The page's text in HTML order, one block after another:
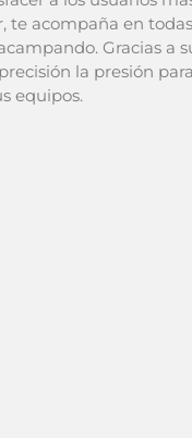
te acompaña en
Gracias a
la presión
equipos.